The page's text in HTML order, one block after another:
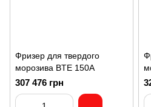
Фризер для твердого
морозива BTE 150A
307 476 грн